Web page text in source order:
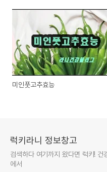
미인풋고추효능
럭키라니 정보창고
검색하다 여기까지 왔다면 럭키! 건
에서